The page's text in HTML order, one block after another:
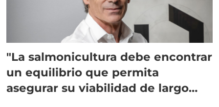
"La salmonicultura debe encontrar
un equilibrio que permita
asegurar su viabilidad de largo